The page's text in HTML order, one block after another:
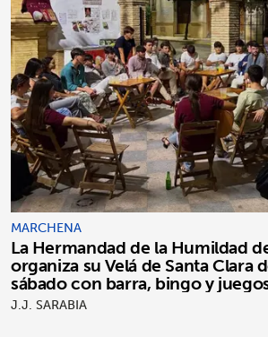
MARCHENA
La Hermandad de la Humildad
organiza su Velá de Santa Clara
sábado con barra, bingo y
J.J. SARABIA